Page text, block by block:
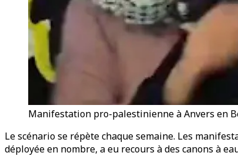
Manifestation pro-palestinienne à Anvers en
Le scénario se répète chaque semaine. Les
déployée en nombre, a eu recours à des canons à